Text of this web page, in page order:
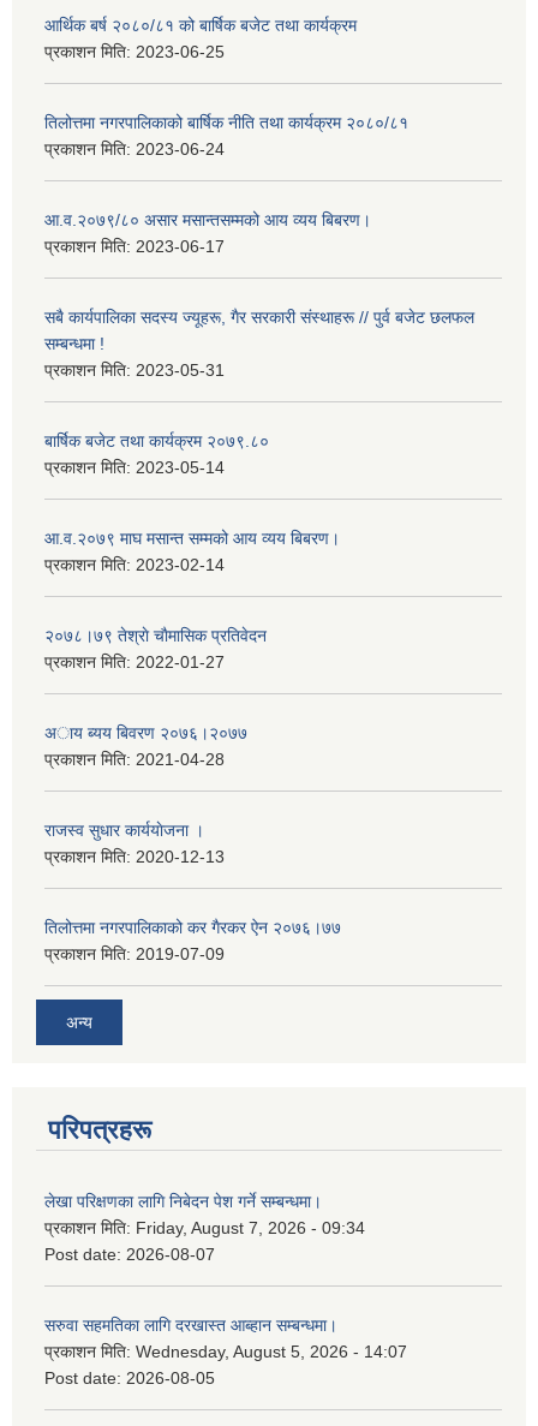
आर्थिक बर्ष २०८०/८१ को बार्षिक बजेट तथा कार्यक्रम
प्रकाशन मिति: 2023-06-25
तिलोत्तमा नगरपालिकाको बार्षिक नीति तथा कार्यक्रम २०८०/८१
प्रकाशन मिति: 2023-06-24
आ.व.२०७९/८० असार मसान्तसम्मको आय व्यय बिबरण।
प्रकाशन मिति: 2023-06-17
सबै कार्यपालिका सदस्य ज्यूहरू, गैर सरकारी संस्थाहरू // पुर्व बजेट छलफल
सम्बन्धमा !
प्रकाशन मिति: 2023-05-31
बार्षिक बजेट तथा कार्यक्रम २०७९.८०
प्रकाशन मिति: 2023-05-14
आ.व.२०७९ माघ मसान्त सम्मको आय व्यय बिबरण।
प्रकाशन मिति: 2023-02-14
२०७८।७९ तेश्राे चाैमासिक प्रतिवेदन
प्रकाशन मिति: 2022-01-27
अाय ब्यय बिवरण २०७६।२०७७
प्रकाशन मिति: 2021-04-28
राजस्व सुधार कार्ययाेजना ।
प्रकाशन मिति: 2020-12-13
तिलोत्तमा नगरपालिकाको कर गैरकर ऐन २०७६।७७
प्रकाशन मिति: 2019-07-09
अन्य
परिपत्रहरू
लेखा परिक्षणका लागि निबेदन पेश गर्ने सम्बन्धमा।
प्रकाशन मिति: Friday, August 7, 2026 - 09:34
Post date: 2026-08-07
सरुवा सहमतिका लागि दरखास्त आब्हान सम्बन्धमा।
प्रकाशन मिति: Wednesday, August 5, 2026 - 14:07
Post date: 2026-08-05